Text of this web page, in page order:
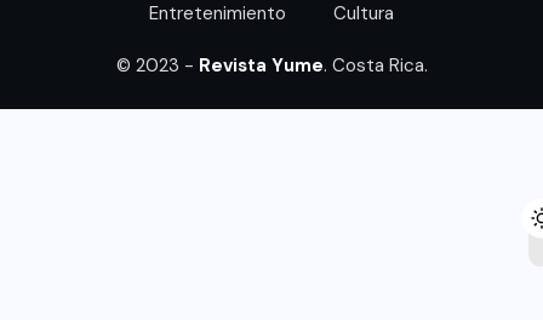
Entretenimiento
Cultura
© 2023 - Revista Yume. Costa Rica.